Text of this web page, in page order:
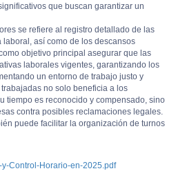
que buscan garantizar un
se refiere al registro detallado de las
así como de los descansos
objetivo principal asegurar que las
laborales vigentes, garantizando los
un entorno de trabajo justo y
no solo beneficia a los
tiempo es reconocido y compensado, sino
contra posibles reclamaciones legales.
puede facilitar la organización de turnos
Control-Horario-en-2025.pdf